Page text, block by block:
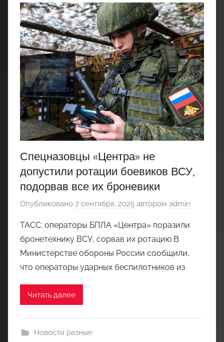
Спецназовцы «Центра» не
допустили ротации боевиков ВСУ,
подорвав все их броневики
Опубликовано 7 сентября, 2025 автором admin
ТАСС: операторы БПЛА «Центра» поразили
бронетехнику ВСУ, сорвав их ротацию В
Министерстве обороны России сообщили,
что операторы ударных беспилотников из
Читать далее
Новости разные